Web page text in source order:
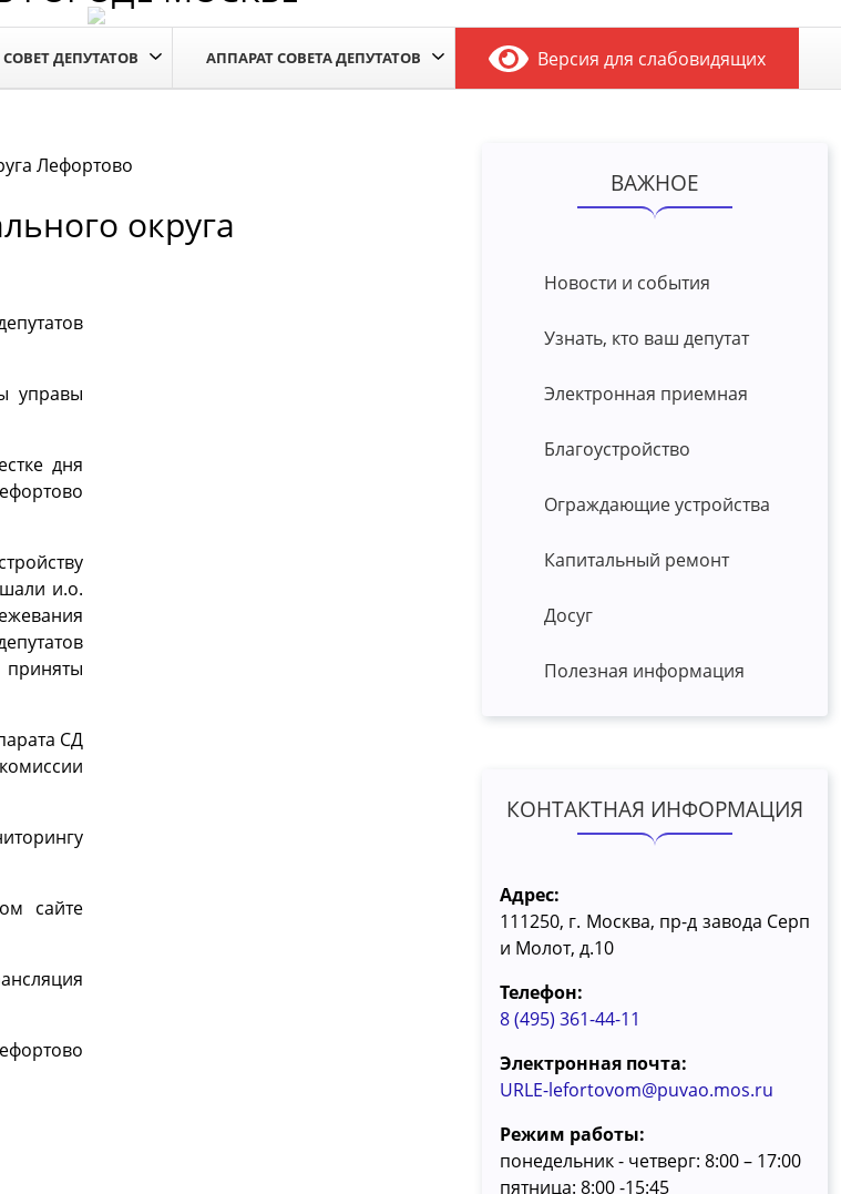
СОВЕТ ДЕПУТАТОВ АППАРАТ СОВЕТА ДЕПУТАТОВ Версия для слабовидящих
Лефортово
округа
управы
дня
и.о.
СД
сайте
ВАЖНОЕ
Новости и события
Узнать, кто ваш депутат
Электронная приемная
Благоустройство
Ограждающие устройства
Капитальный ремонт
Досуг
Полезная информация
КОНТАКТНАЯ ИНФОРМАЦИЯ
Адрес:
111250, г. Москва, пр-д завода Серп
и Молот, д.10
Телефон:
8 (495) 361-44-11
Электронная почта:
URLE-lefortovom@puvao.mos.ru
Режим работы:
понедельник - четверг: 8:00 – 17:00
пятница: 8:00 -15:45